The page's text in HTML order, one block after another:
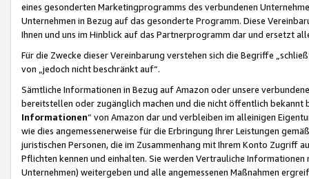
eines gesonderten Marketingprogramms des verbundenen
Unternehmen in Bezug auf das gesonderte Programm. Diese
Ihnen und uns im Hinblick auf das Partnerprogramm dar und ersetzt
Für die Zwecke dieser Vereinbarung verstehen sich die Begriffe
von „jedoch nicht beschränkt auf“.
Sämtliche Informationen in Bezug auf Amazon oder unsere
bereitstellen oder zugänglich machen und die nicht öffentlich
Informationen“ von Amazon dar und verbleiben im alleinigen
wie dies angemessenerweise für die Erbringung Ihrer Leistungen
juristischen Personen, die im Zusammenhang mit Ihrem Konto
Pflichten kennen und einhalten. Sie werden Vertrauliche
Unternehmen) weitergeben und alle angemessenen Maßnahmen